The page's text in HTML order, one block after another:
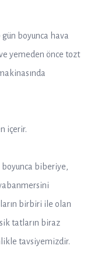
boyunca hava
yemeden önce tozt
içerir.
biberiye,
birbiri ile olan
tatların biraz
tavsiyemizdir.